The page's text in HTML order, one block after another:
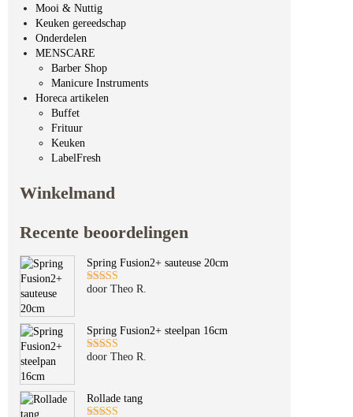
Mooi & Nuttig
Keuken gereedschap
Onderdelen
MENSCARE
Barber Shop
Manicure Instruments
Horeca artikelen
Buffet
Frituur
Keuken
LabelFresh
Winkelmand
Recente beoordelingen
Spring Fusion2+ sauteuse 20cm
Gewaardeerd
door Theo R.
Spring Fusion2+ steelpan 16cm
Gewaardeerd
door Theo R.
Rollade tang